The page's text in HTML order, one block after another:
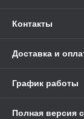
Контакты
Доставка и
График работы
Полная версия